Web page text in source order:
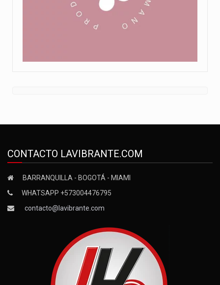
CONTACTO LAVIBRANTE.COM
BARRANQUILLA - BOGOTÁ - MIAMI
WHATSAPP +573004476795
contacto@lavibrante.com